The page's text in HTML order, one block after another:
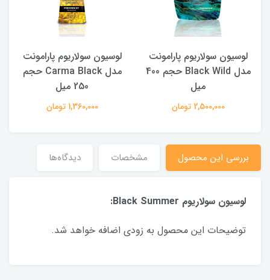
لوسیون سولاریوم پارامونت
مدل Black Wild حجم 400
میل
2,500,000 تومان
لوسیون سولاریوم پارامونت
مدل Carma Black حجم
250 میل
1,360,000 تومان
بررسی این محصول مشخصات دیدگاه‌ها
لوسیون سولاریوم Black Summer:
توضیحات این محصول به زودی اضافه خواهد شد.